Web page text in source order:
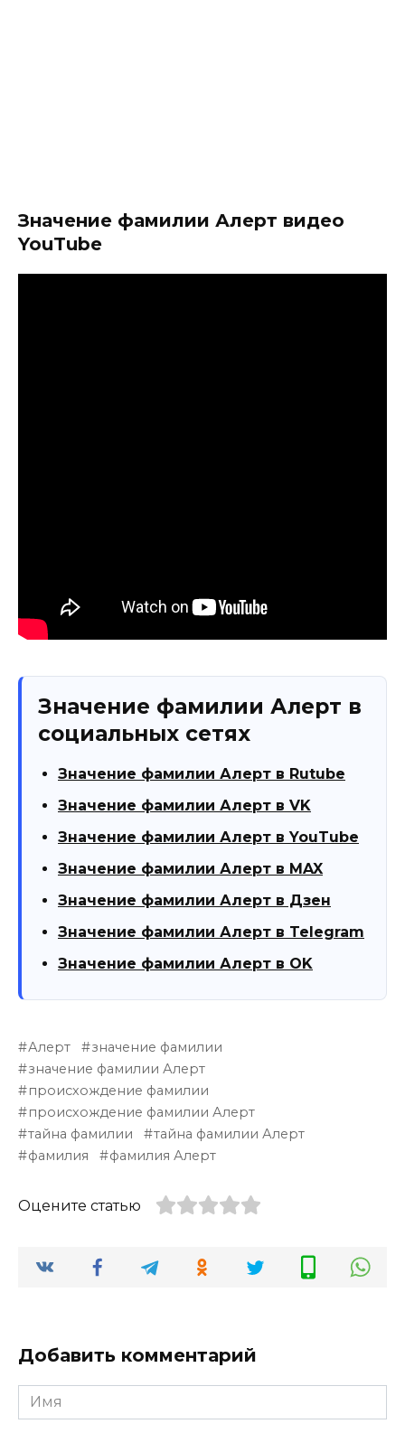
Значение фамилии Алерт видео
YouTube
Значение фамилии Алерт в
социальных сетях
Значение фамилии Алерт в Rutube
Значение фамилии Алерт в VK
Значение фамилии Алерт в YouTube
Значение фамилии Алерт в MAX
Значение фамилии Алерт в Дзен
Значение фамилии Алерт в Telegram
Значение фамилии Алерт в OK
Алерт
значение фамилии
значение фамилии Алерт
происхождение фамилии
происхождение фамилии Алерт
тайна фамилии
тайна фамилии Алерт
фамилия
фамилия Алерт
Оцените статью
Добавить комментарий
Имя
*